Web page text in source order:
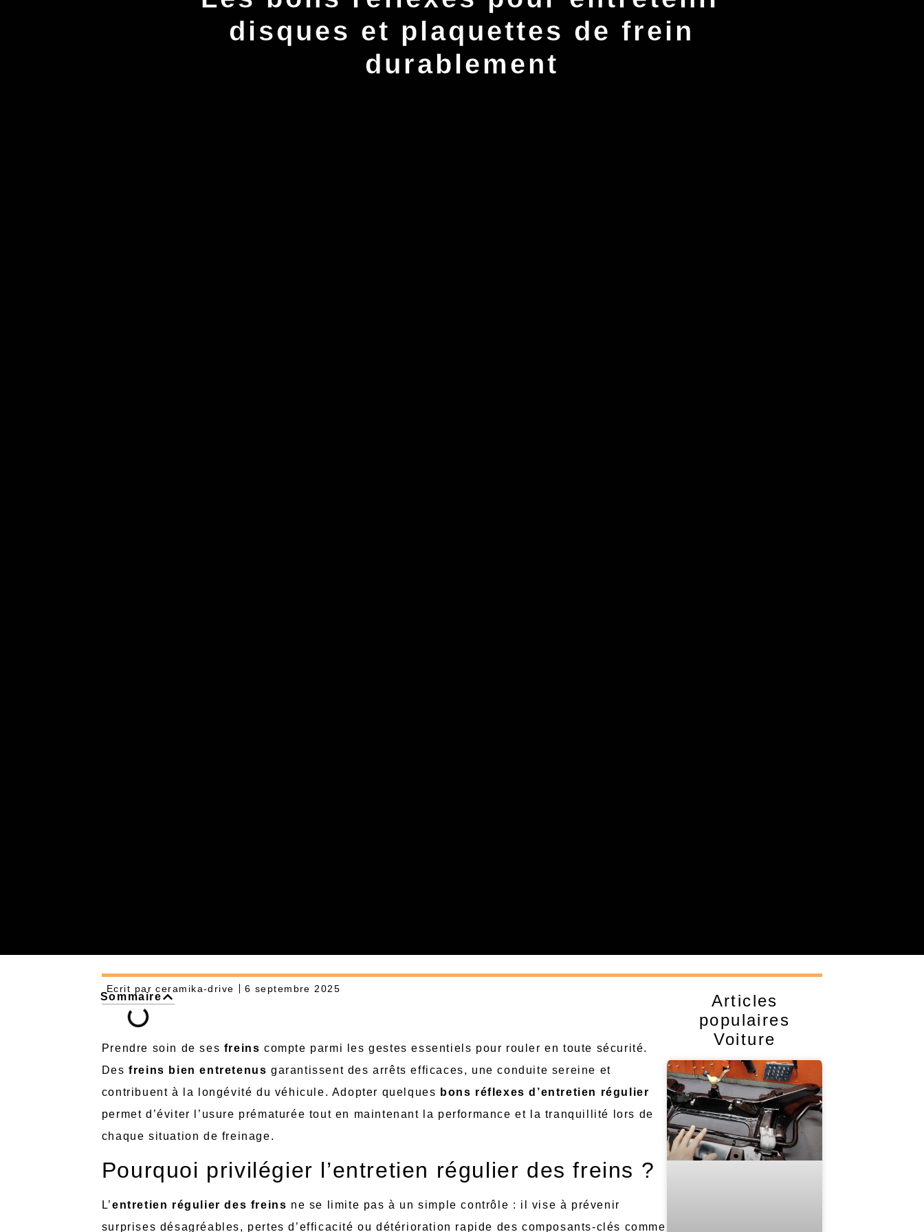
disques et plaquettes de frein
durablement
Ecrit par ceramika-drive 6 septembre 2025
Sommaire
Prendre soin de ses freins compte parmi les gestes essentiels pour rouler en toute sécurité.
Desfreins bien entretenus garantissent des arrêts efficaces, une conduite sereine et
contribuent à la longévité du véhicule. Adopter quelques bons réflexes d’entretien régulier
permet d’éviter l’usure prématurée tout en maintenant la performance et la tranquillité lors de
chaque situation de freinage.
Pourquoi privilégier l’entretien régulier des freins ?
L’entretien régulier des freins ne se limite pas à un simple contrôle : il vise à prévenir
surprises désagréables, pertes d’efficacité ou détérioration rapide des composants-clés comme
Articles
populaires
Voiture